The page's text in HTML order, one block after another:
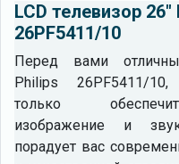
LCD телевизор 26"
26PF5411/10
Перед вами
Philips 26PF5411/
только
изображение и
порадует вас